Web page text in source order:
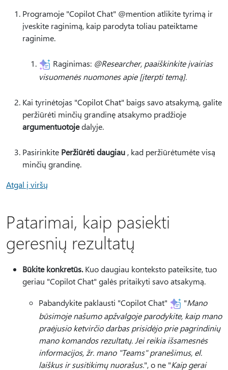
Programoje "Copilot Chat" @mention atlikite tyrimą ir
įveskite raginimą, kaip parodyta toliau pateiktame
raginime.
Raginimas: @Researcher, paaiškinkite įvairias
visuomenės nuomones apie [įterpti temą].
Kai tyrinėtojas "Copilot Chat" baigs savo atsakymą, galite
peržiūrėti minčių grandinę atsakymo pradžioje
argumentuotojedalyje.
Pasirinkite Peržiūrėti daugiau , kad peržiūrėtumėte visą
minčių grandinę.
Atgal į viršų
Patarimai, kaip pasiekti
geresnių rezultatų
Būkite konkretūs.Kuo daugiau konteksto pateiksite, tuo
geriau "Copilot Chat" galės pritaikyti savo atsakymą.
Pabandykite paklausti "Copilot Chat"
"Mano
būsimoje našumo apžvalgoje parodykite, kaip mano
praėjusio ketvirčio darbas prisidėjo prie pagrindinių
mano komandos rezultatų. Jei reikia išsamesnės
informacijos, žr. mano "Teams" pranešimus, el.
laiškus ir susitikimų nuorašus.", o ne "Kaip gerai